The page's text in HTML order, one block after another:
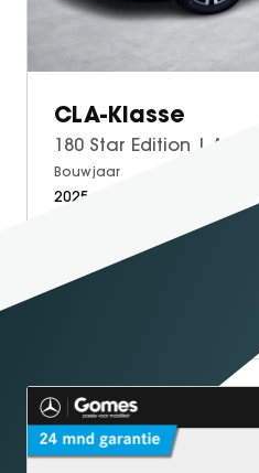
CLA-Klasse
Bouwjaar
2025